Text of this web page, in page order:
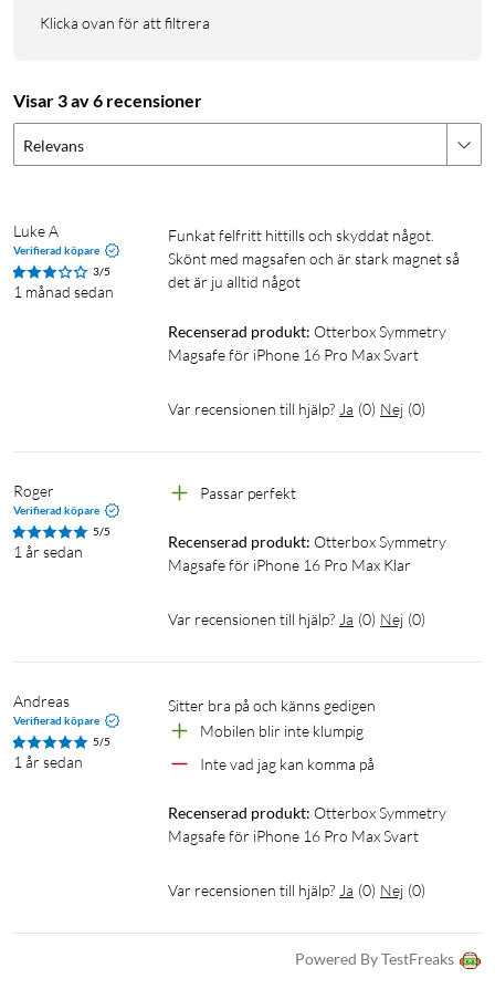
Klicka ovan för att filtrera
Visar 3 av 6 recensioner
Relevans
Luke A
Verifierad köpare
3/5
1 månad sedan
Funkat felfritt hittills och skyddat något.
Skönt med magsafen och är stark magnet så
det är ju alltid något
Recenserad produkt: Otterbox Symmetry
Magsafe för iPhone 16 Pro Max Svart
Var recensionen till hjälp? Ja (0) Nej (0)
Roger
Verifierad köpare
5/5
1 år sedan
Passar perfekt
Recenserad produkt: Otterbox Symmetry
Magsafe för iPhone 16 Pro Max Klar
Var recensionen till hjälp? Ja (0) Nej (0)
Andreas
Verifierad köpare
5/5
1 år sedan
Sitter bra på och känns gedigen
Mobilen blir inte klumpig
Inte vad jag kan komma på
Recenserad produkt: Otterbox Symmetry
Magsafe för iPhone 16 Pro Max Svart
Var recensionen till hjälp? Ja (0) Nej (0)
Powered By TestFreaks